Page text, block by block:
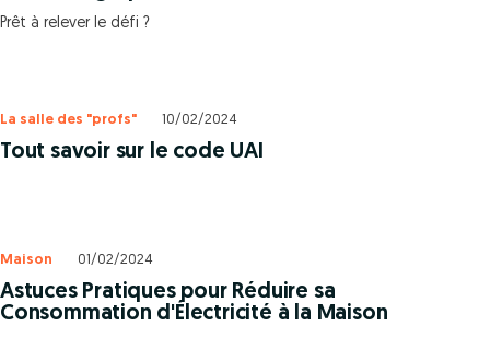
Prêt à relever le défi ?
La salle des "profs" 10/02/2024
Tout savoir sur le code UAI
Maison 01/02/2024
Astuces Pratiques pour Réduire sa
Consommation d'Électricité à la Maison